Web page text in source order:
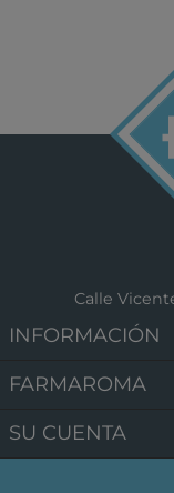
Calle
INFORMACIÓN
FARMAROMA
SU CUENTA